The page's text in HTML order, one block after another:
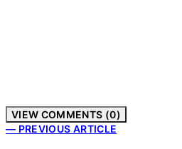
VIEW COMMENTS (0)
— PREVIOUS ARTICLE